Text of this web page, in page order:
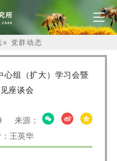
» 党群动态
心组（扩大）学习会暨
座谈会
来源：
王英华